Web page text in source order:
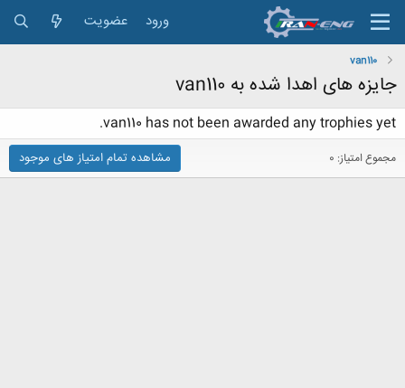
ورود عضویت
van110
جایزه های اهدا شده به van110
van110 has not been awarded any trophies yet.
مجموع امتیاز: 0 مشاهده تمام امتیاز های موجود